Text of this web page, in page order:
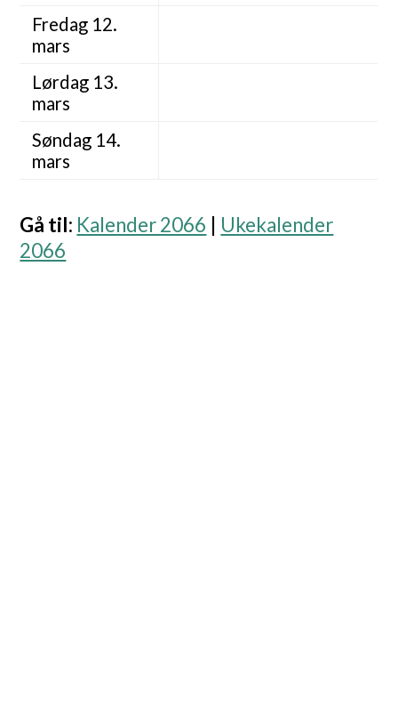
Fredag 12.
mars
Lørdag 13.
mars
Søndag 14.
mars
Gå til: Kalender 2066
Ukekalender
2066